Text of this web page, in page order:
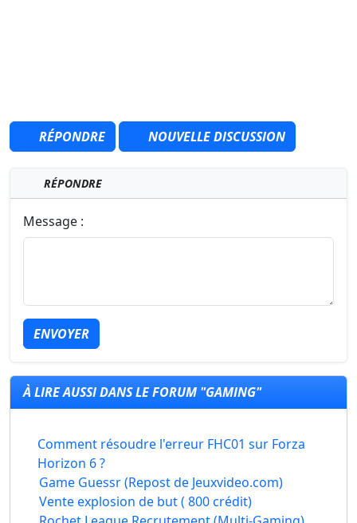
RÉPONDRE NOUVELLE DISCUSSION
RÉPONDRE
Message :
ENVOYER
À LIRE AUSSI DANS LE FORUM "GAMING"
Comment résoudre l'erreur FHC01 sur Forza
Horizon 6 ?
Game Guessr (Repost de Jeuxvideo.com)
Vente explosion de but ( 800 crédit)